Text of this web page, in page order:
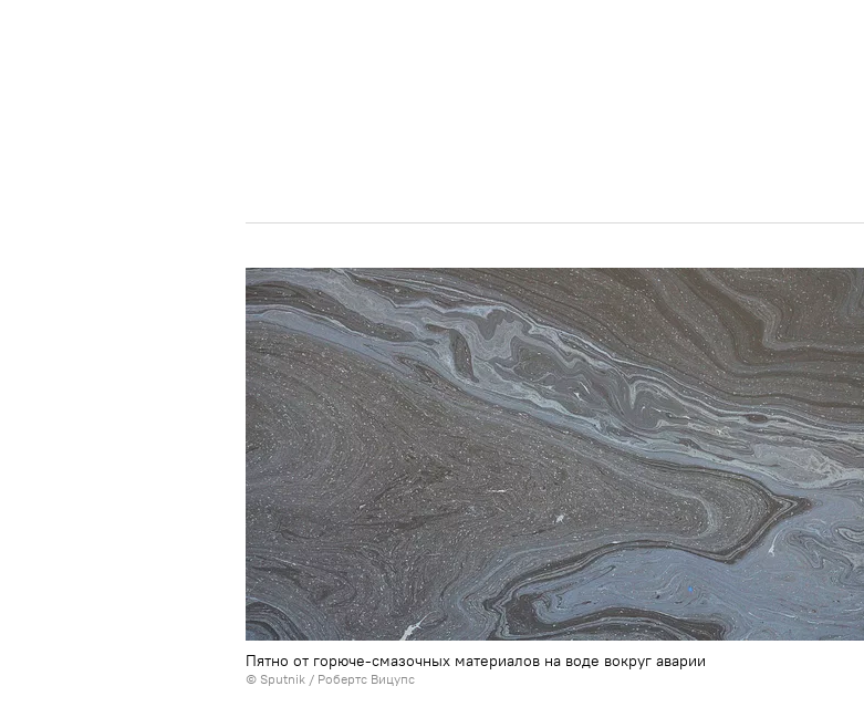
Пятно от горюче-смазочных материалов на воде вокруг аварии
© Sputnik / Робертс Вицупс